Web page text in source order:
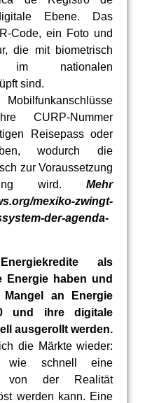
Ebene. Das
Code, ein Foto und
die mit biometrisch
im nationalen
sind.
CURP-Nummer
Reisepass oder
wodurch die
zur Voraussetzung
wird.Mehr
mexiko-zwingt-
der-agenda-
als
Energie haben und
an Energie
und ihre digitale
ausgerollt werden.
die Märkte wieder:
wie schnell eine
von der Realität
werden kann. Eine